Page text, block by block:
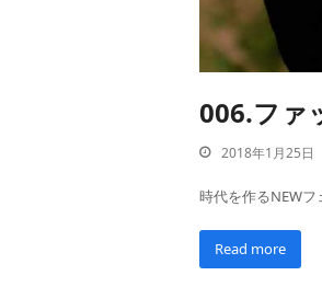
006.ファ
2018年1月25日
時代を作るNEW
Read more